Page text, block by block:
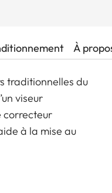
À
traditionnelles du
viseur
correcteur
à la mise au
lumineux
profondeur de